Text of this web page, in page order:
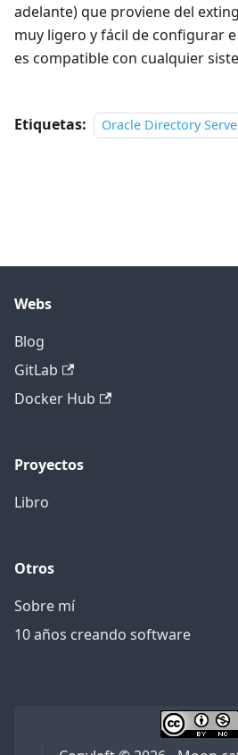
adelante) que proviene del
muy ligero y fácil de configurar
es compatible con cualquier
Etiquetas: Oracle Directory
Webs
Blog
GitLab
Docker Hub
Proyectos
Libro
Otros
Sobre mí
10 años creando software